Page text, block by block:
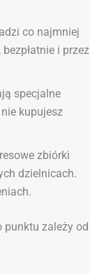
co najmniej
i przez
specjalne
kupujesz
zbiórki
dzielnicach.
punktu zależy od